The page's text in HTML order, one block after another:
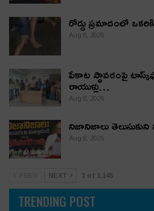
రోడ్డు ప్రమాదంలో
Aug 8, 2026
పేకాట స్థావరంపై
రాయుళ్లు…
Aug 8, 2026
నిజానిజాలు
Aug 8, 2026
NEXT 1 of 1,145
TRENDING POST